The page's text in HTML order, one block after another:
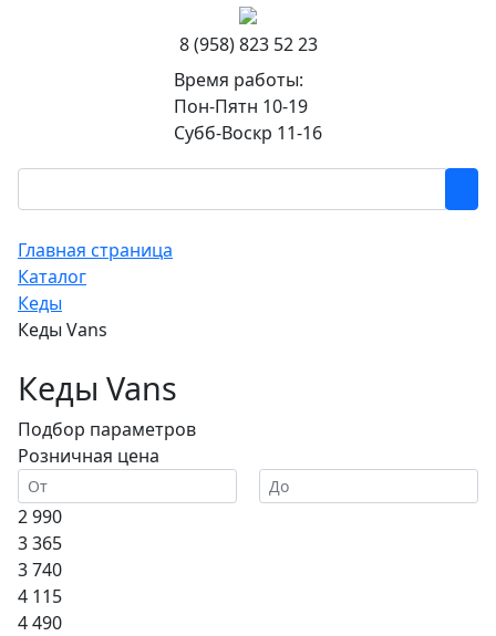
8 (958) 823 52 23
Время работы:
Пон-Пятн 10-19
Субб-Воскр 11-16
Главная страница
Каталог
Кеды
Кеды Vans
Кеды Vans
Подбор параметров
Розничная цена
2 990
3 365
3 740
4 115
4 490